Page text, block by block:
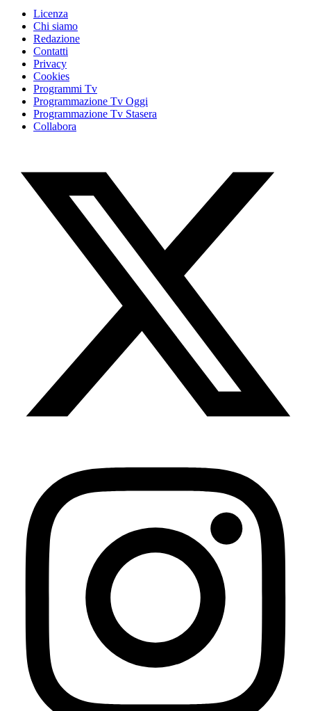
Licenza
Chi siamo
Redazione
Contatti
Privacy
Cookies
Programmi Tv
Programmazione Tv Oggi
Programmazione Tv Stasera
Collabora